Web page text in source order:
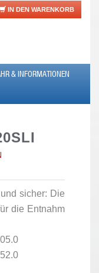
IN DEN WARENKORB
& INFORMATIONEN
sicher: Die
die Entnahm